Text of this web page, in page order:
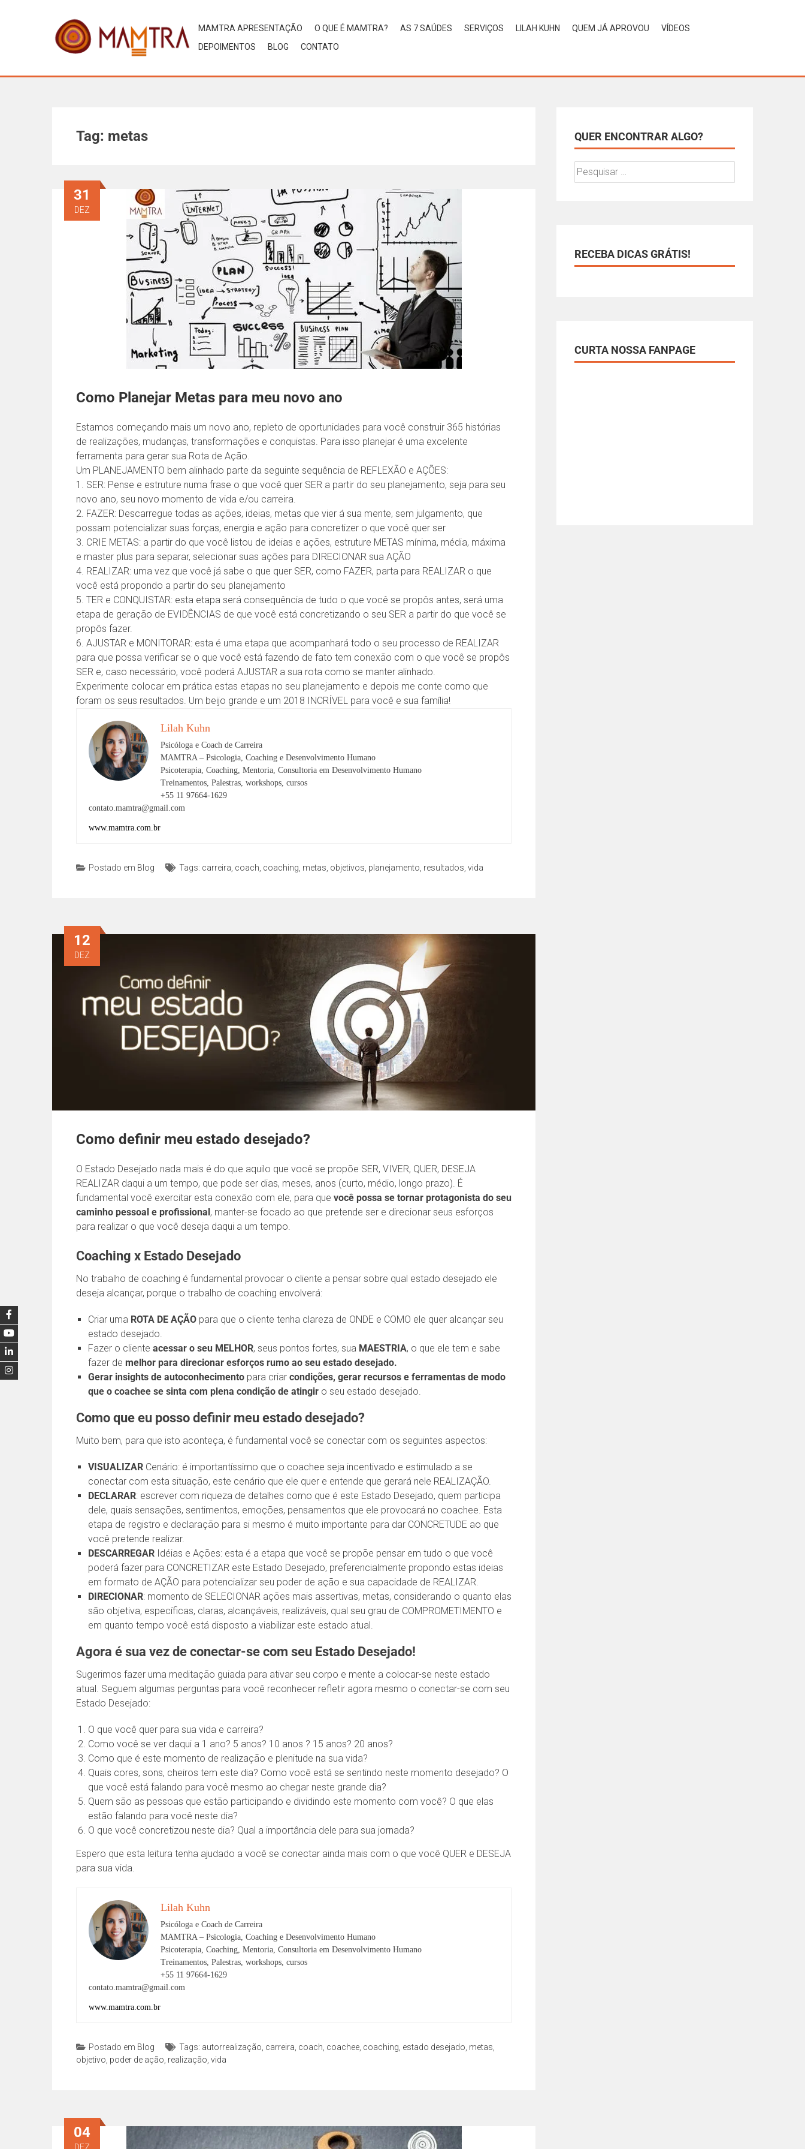
MAMTRA APRESENTAÇÃO O QUE É MAMTRA? AS 7 SAÚDES SERVIÇOS LILAH KUHN QUEM JÁ APROVOU
VÍDEOS
DEPOIMENTOS
BLOG CONTATO
Tag: metas
Como Planejar Metas para meu novo ano
31
DEZ
Estamos começando mais um novo ano, repleto de oportunidades para você construir 365 histórias
de realizações, mudanças, transformações e conquistas. Para isso planejar é uma excelente
ferramenta para gerar sua Rota de Ação.
Um PLANEJAMENTO bem alinhado parte da seguinte sequência de REFLEXÃO e AÇÕES:
1. SER: Pense e estruture numa frase o que você quer SER a partir do seu planejamento, seja para seu
novo ano, seu novo momento de vida e/ou carreira.
2. FAZER: Descarregue todas as ações, ideias, metas que vier á sua mente, sem julgamento, que
possam potencializar suas forças, energia e ação para concretizer o que você quer ser
3. CRIE METAS: a partir do que você listou de ideias e ações, estruture METAS mínima, média, máxima
e master plus para separar, selecionar suas ações para DIRECIONAR sua AÇÃO
4. REALIZAR: uma vez que você já sabe o que quer SER, como FAZER, parta para REALIZAR o que
você está propondo a partir do seu planejamento
5. TER e CONQUISTAR: esta etapa será consequência de tudo o que você se propôs antes, será uma
etapa de geração de EVIDÊNCIAS de que você está concretizando o seu SER a partir do que você se
propôs fazer.
6. AJUSTAR e MONITORAR: esta é uma etapa que acompanhará todo o seu processo de REALIZAR
para que possa verificar se o que você está fazendo de fato tem conexão com o que você se propôs
SER e, caso necessário, você poderá AJUSTAR a sua rota como se manter alinhado.
Experimente colocar em prática estas etapas no seu planejamento e depois me conte como que
foram os seus resultados. Um beijo grande e um 2018 INCRÍVEL para você e sua família!
Lilah Kuhn
Psicóloga e Coach de Carreira
MAMTRA – Psicologia, Coaching e Desenvolvimento Humano
Psicoterapia, Coaching, Mentoria, Consultoria em Desenvolvimento Humano
Treinamentos, Palestras, workshops, cursos
+55 11 97664-1629
contato.mamtra@gmail.com
www.mamtra.com.br
Postado em Blog Tags: carreira coach coaching metas objetivos planejamento resultados vida
Como definir meu estado desejado?
12
DEZ
O Estado Desejado nada mais é do que aquilo que você se propõe SER, VIVER, QUER, DESEJA
REALIZAR daqui a um tempo, que pode ser dias, meses, anos (curto, médio, longo prazo). É
fundamental você exercitar esta conexão com ele, para que você possa se tornar protagonista do seu
caminho pessoal e profissional, manter-se focado ao que pretende ser e direcionar seus esforços
para realizar o que você deseja daqui a um tempo.
Coaching x Estado Desejado
No trabalho de coaching é fundamental provocar o cliente a pensar sobre qual estado desejado ele
deseja alcançar, porque o trabalho de coaching envolverá:
Criar uma ROTA DE AÇÃO para que o cliente tenha clareza de ONDE e COMO ele quer alcançar seu
estado desejado.
Fazer o cliente acessar o seu MELHOR, seus pontos fortes, sua MAESTRIA, o que ele tem e sabe
fazer de melhor para direcionar esforços rumo ao seu estado desejado.
Gerar insights de autoconhecimento para criar condições, gerar recursos e ferramentas de modo
que o coachee se sinta com plena condição de atingir o seu estado desejado.
Como que eu posso definir meu estado desejado?
Muito bem, para que isto aconteça, é fundamental você se conectar com os seguintes aspectos:
VISUALIZAR Cenário: é importantíssimo que o coachee seja incentivado e estimulado a se
conectar com esta situação, este cenário que ele quer e entende que gerará nele REALIZAÇÃO.
DECLARAR: escrever com riqueza de detalhes como que é este Estado Desejado, quem participa
dele, quais sensações, sentimentos, emoções, pensamentos que ele provocará no coachee. Esta
etapa de registro e declaração para si mesmo é muito importante para dar CONCRETUDE ao que
você pretende realizar.
DESCARREGAR Idéias e Ações: esta é a etapa que você se propõe pensar em tudo o que você
poderá fazer para CONCRETIZAR este Estado Desejado, preferencialmente propondo estas ideias
em formato de AÇÃO para potencializar seu poder de ação e sua capacidade de REALIZAR.
DIRECIONAR: momento de SELECIONAR ações mais assertivas, metas, considerando o quanto elas
são objetiva, específicas, claras, alcançáveis, realizáveis, qual seu grau de COMPROMETIMENTO e
em quanto tempo você está disposto a viabilizar este estado atual.
Agora é sua vez de conectar-se com seu Estado Desejado!
Sugerimos fazer uma meditação guiada para ativar seu corpo e mente a colocar-se neste estado
atual. Seguem algumas perguntas para você reconhecer refletir agora mesmo o conectar-se com seu
Estado Desejado:
O que você quer para sua vida e carreira?
Como você se ver daqui a 1 ano? 5 anos? 10 anos ? 15 anos? 20 anos?
Como que é este momento de realização e plenitude na sua vida?
Quais cores, sons, cheiros tem este dia? Como você está se sentindo neste momento desejado? O
que você está falando para você mesmo ao chegar neste grande dia?
Quem são as pessoas que estão participando e dividindo este momento com você? O que elas
estão falando para você neste dia?
O que você concretizou neste dia? Qual a importância dele para sua jornada?
Espero que esta leitura tenha ajudado a você se conectar ainda mais com o que você QUER e DESEJA
para sua vida.
Lilah Kuhn
Psicóloga e Coach de Carreira
MAMTRA – Psicologia, Coaching e Desenvolvimento Humano
Psicoterapia, Coaching, Mentoria, Consultoria em Desenvolvimento Humano
Treinamentos, Palestras, workshops, cursos
+55 11 97664-1629
contato.mamtra@gmail.com
www.mamtra.com.br
Postado em Blog Tags: autorrealização carreira coach coachee coaching estado desejado metas
objetivo poder de ação realização vida
04
DEZ
QUER ENCONTRAR ALGO?
RECEBA DICAS GRÁTIS!
CURTA NOSSA FANPAGE